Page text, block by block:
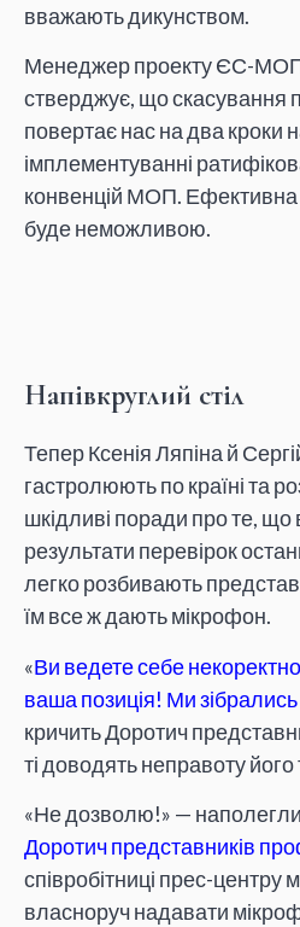
вважають дикунством.
Менеджер проекту ЄС-
стверджує, що
повертає нас на два кроки
імплементуванні
конвенцій МОП. Ефективна
буде неможливою.
Напівкруглий стіл
Тепер Ксенія Ляпіна й
гастролюють по країні та
шкідливі поради про те, що
результати перевірок
легко розбивають
їм все ж дають мікрофон.
«Ви ведете себе
ваша позиція! Ми зібрались
кричить Доротич
ті доводять неправоту
«Не дозволю!» —
Доротич представників
співробітниці прес-центру
власноруч надавати